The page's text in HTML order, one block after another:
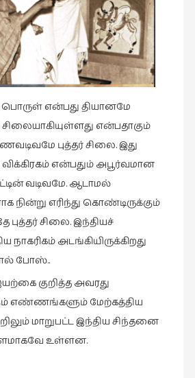
பொருள் என்பது தியானமே
என்பதாகும்
புத்தர் சிலை. இது
என்பதும் அபூர்வமான
வடிவமே. ஆடாமல்
நின்று எரிந்து கொண்டிருக்கும்
புத்தர் சிலை. இந்தியச்
நாகரிகம் அடங்கியிருக்கிறது
போஸ்..
குறித்த அவரது
எண்ணங்களும் மேற்கத்திய
மாறுபட்ட இந்திய சிந்தனை
உள்ளன.